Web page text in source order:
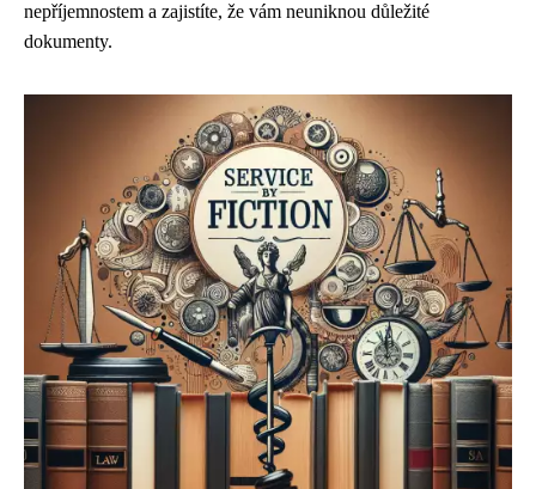
nepříjemnostem a zajistíte, že vám neuniknou důležité
dokumenty.